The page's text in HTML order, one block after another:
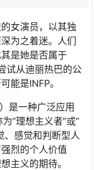
女演员，以其独
为之着迷。人们
是她是否属于
试从迪丽热巴的公
能是INFP。
是一种广泛应用
”理想主义者”或”
、感觉和判断型人
烈的个人价值
主义的期待。